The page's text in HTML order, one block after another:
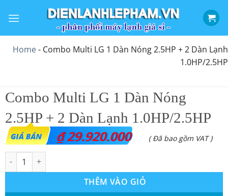
qua
dungHome- Combo Multi LG 1 Dàn Nóng 2.5HP + 2 Dàn Lạnh
1.0HP/2.5HP
Combo Multi LG 1 Dàn Nóng
2.5HP + 2 Dàn Lạnh 1.0HP/2.5HP
₫29.920.000
( Đã bao gồm VAT )
Combo Multi LG 1 Dàn Nóng 2.5HP + 2 Dàn Lạnh 1.0HP/2.5HP
THÊM VÀO GIỎ